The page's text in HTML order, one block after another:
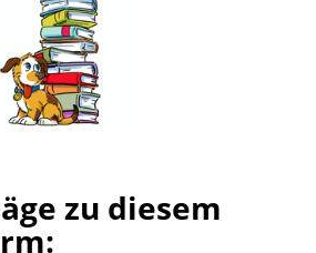
zu diesem